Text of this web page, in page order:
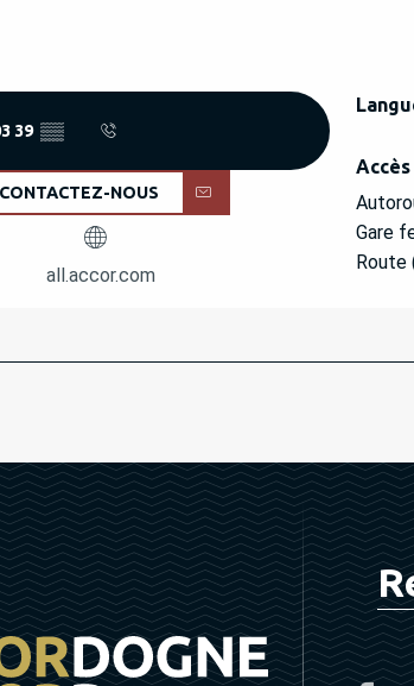
39 ▒▒
CONTACTEZ-NOUS
all.accor.com
Accès
Accès
Gare
Route